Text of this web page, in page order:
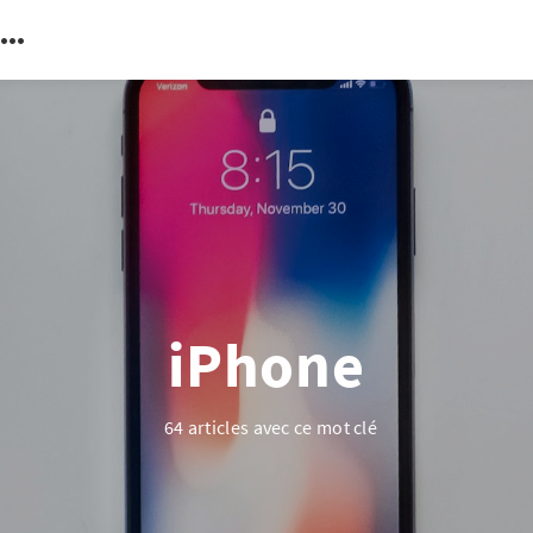
iPhone
64 articles avec ce mot clé